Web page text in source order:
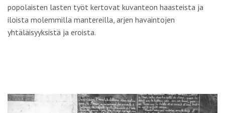
popolaisten lasten työt kertovat kuvanteon haasteista ja
iloista molemmilla mantereilla, arjen havaintojen
yhtäläisyyksistä ja eroista.